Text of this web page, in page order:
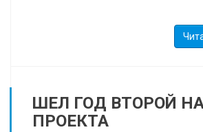
серьезный, только о новых
ШЕЛ ГОД ВТОРОЙ
ПРОЕКТА